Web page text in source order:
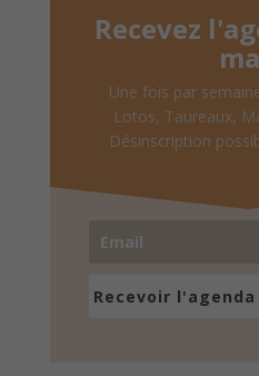
Recevez
Une fois par
Lotos, Taureaux,
Désinscription
Recevoir